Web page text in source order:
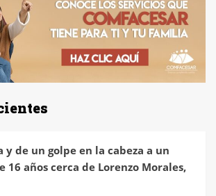
y de un golpe en la cabeza a un
16 años cerca de Lorenzo Morales,